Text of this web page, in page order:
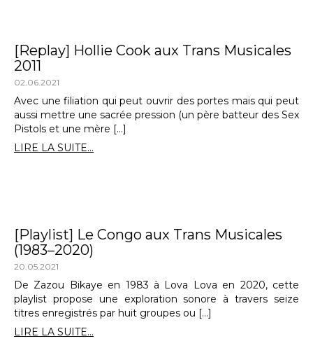
[Replay] Hollie Cook aux Trans Musicales
2011
02.06.2021
Avec une filiation qui peut ouvrir des portes mais qui peut
aussi mettre une sacrée pression (un père batteur des Sex
Pistols et une mère […]
LIRE LA SUITE...
[Playlist] Le Congo aux Trans Musicales
(1983–2020)
20.05.2021
De Zazou Bikaye en 1983 à Lova Lova en 2020, cette
playlist propose une exploration sonore à travers seize
titres enregistrés par huit groupes ou […]
LIRE LA SUITE...